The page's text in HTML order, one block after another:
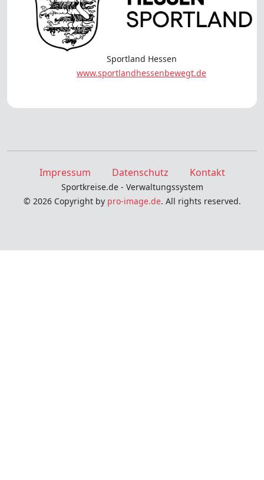
Sportland Hessen
www.sportlandhessenbewegt.de
Impressum Datenschutz Kontakt
Sportkreise.de - Verwaltungssystem
© 2026 Copyright by pro-image.de. All rights reserved.